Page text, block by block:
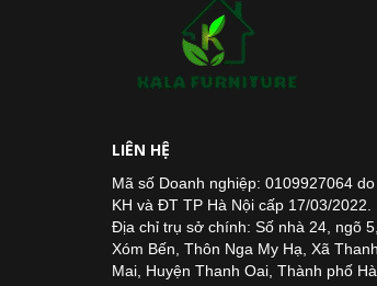
LIÊN HỆ
Mã số Doanh nghiệp: 0109927064
KH và ĐT TP Hà Nội cấp 17/03/2022.
Địa chỉ trụ sở chính: Số nhà 24, ngõ 5,
Xóm Bến, Thôn Nga My Hạ, Xã Thanh
Mai, Huyện Thanh Oai, Thành phố Hà